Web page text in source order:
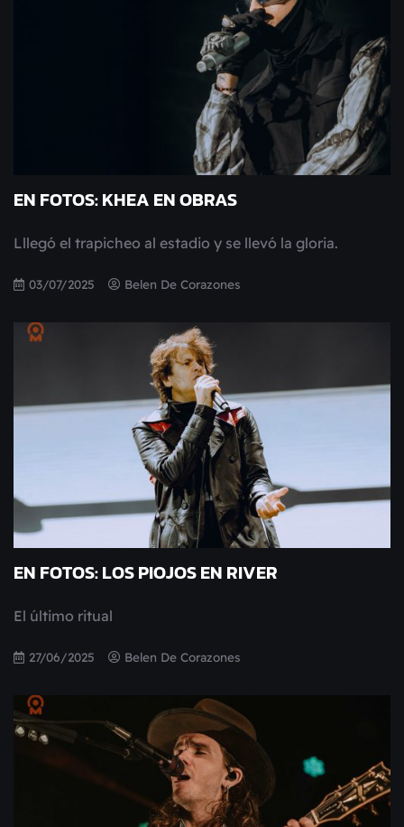
EN FOTOS: KHEA EN OBRAS
Lllegó el trapicheo al estadio y se llevó la gloria.
03/07/2025 Belen De Corazones
EN FOTOS: LOS PIOJOS EN RIVER
El último ritual
27/06/2025 Belen De Corazones